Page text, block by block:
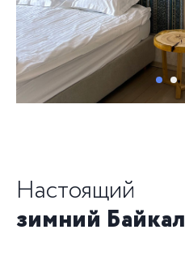
Настоящий
зимний Байкал